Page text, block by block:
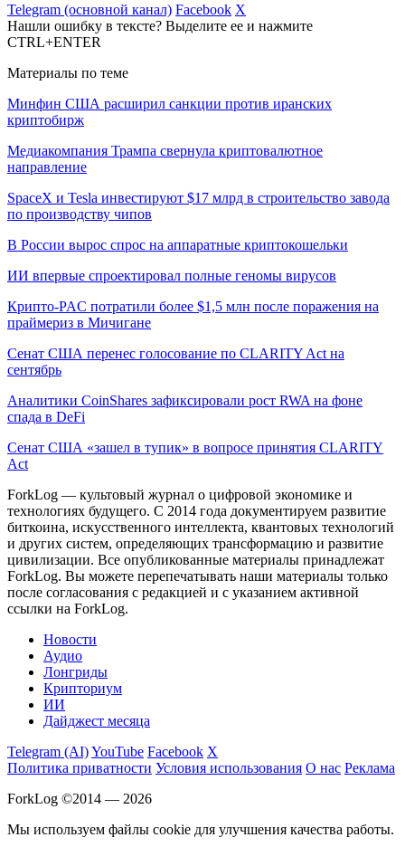
Telegram (основной канал) Facebook X
Нашли ошибку в тексте? Выделите ее и нажмите
CTRL+ENTER
Материалы по теме
Минфин США расширил санкции против иранских
криптобирж
Медиакомпания Трампа свернула криптовалютное
направление
SpaceX и Tesla инвестируют $17 млрд в строительство завода
по производству чипов
В России вырос спрос на аппаратные криптокошельки
ИИ впервые спроектировал полные геномы вирусов
Крипто-PAC потратили более $1,5 млн после поражения на
праймериз в Мичигане
Сенат США перенес голосование по CLARITY Act на
сентябрь
Аналитики CoinShares зафиксировали рост RWA на фоне
спада в DeFi
Сенат США «зашел в тупик» в вопросе принятия CLARITY
Act
ForkLog — культовый журнал о цифровой экономике и
технологиях будущего. С 2014 года документируем развитие
биткоина, искусственного интеллекта, квантовых технологий
и других систем, определяющих трансформацию и развитие
цивилизации. Все опубликованные материалы принадлежат
ForkLog. Вы можете перепечатывать наши материалы только
после согласования с редакцией и с указанием активной
ссылки на ForkLog.
Новости
Аудио
Лонгриды
Крипториум
ИИ
Дайджест месяца
Telegram (AI)YouTube Facebook X
Политика приватности Условия использования О нас Реклама
ForkLog ©2014 — 2026
Мы используем файлы cookie для улучшения качества работы.